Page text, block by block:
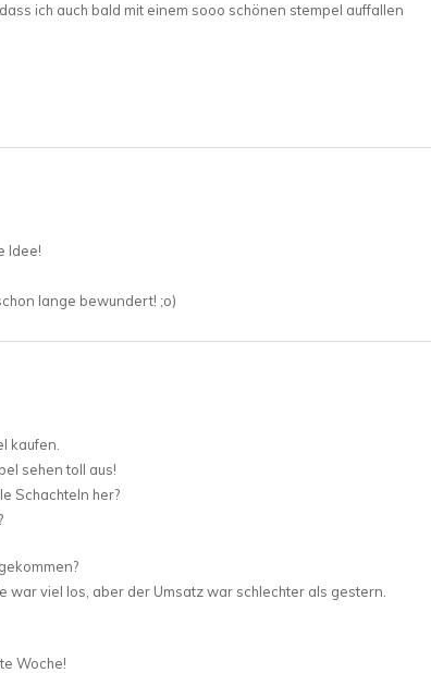
ich auch bald mit einem sooo schönen stempel auffallen
Idee!
lange bewundert! ;o)
kaufen.
sehen toll aus!
Schachteln her?
war viel los, aber der Umsatz war schlechter als gestern.
Woche!